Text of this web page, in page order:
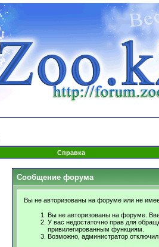
Справка
Сообщение форума
Вы не авторизованы на форуме или не
Вы не авторизованы на форуме.
У вас недостаточно прав для
привилегированным функциям.
Возможно, администратор